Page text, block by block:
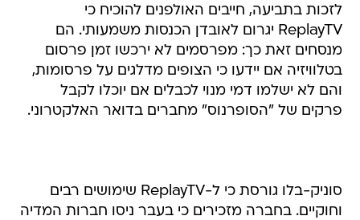
לזכות בתביעה, חייבים האולפנים להוכיח כי
ReplayTV יגרום לאובדן הכנסות משמעותי. הם
מנסחים זאת כך: מפרסמים לא ירכשו זמן פרסום
בטלוויזיה אם יידעו כי הצופים מדלגים על פרסומות,
והם לא ישלמו דמי מנוי לכבלים אם יוכלו לקבל
פרקים של "הסופרנוס" מחברים בדואר האלקטרוני.
סוניק-בלו גורסת כי ל-ReplayTV שימושים רבים
וחוקיים. בחברה מזכירים כי בעבר ניסו חברות המדיה